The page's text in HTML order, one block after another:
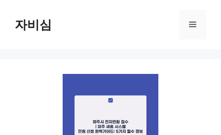
자비심 메